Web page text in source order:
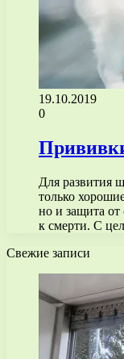
19.10.2019
0
Для развития
только
но и защита
к смерти. С
Свежие записи